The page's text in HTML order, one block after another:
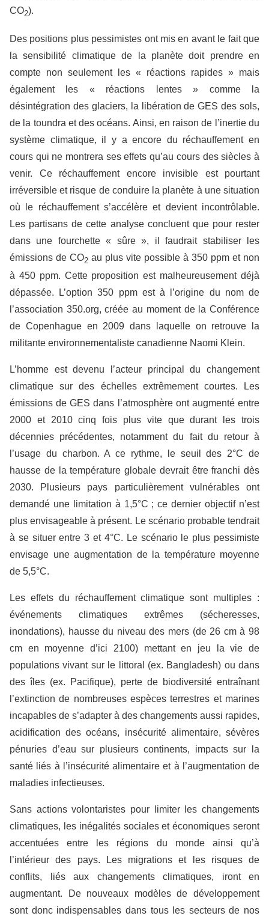
CO2).
Des positions plus pessimistes ont mis en avant le fait que
la sensibilité climatique de la planète doit prendre en
compte non seulement les « réactions rapides » mais
également les « réactions lentes » comme la
désintégration des glaciers, la libération de GES des sols,
de la toundra et des océans. Ainsi, en raison de l’inertie du
système climatique, il y a encore du réchauffement en
cours qui ne montrera ses effets qu’au cours des siècles à
venir. Ce réchauffement encore invisible est pourtant
irréversible et risque de conduire la planète à une situation
où le réchauffement s’accélère et devient incontrôlable.
Les partisans de cette analyse concluent que pour rester
dans une fourchette « sûre », il faudrait stabiliser les
émissions de CO2 au plus vite possible à 350 ppm et non
à 450 ppm. Cette proposition est malheureusement déjà
dépassée. L’option 350 ppm est à l’origine du nom de
l’association 350.org, créée au moment de la Conférence
de Copenhague en 2009 dans laquelle on retrouve la
militante environnementaliste canadienne Naomi Klein.
L’homme est devenu l’acteur principal du changement
climatique sur des échelles extrêmement courtes. Les
émissions de GES dans l’atmosphère ont augmenté entre
2000 et 2010 cinq fois plus vite que durant les trois
décennies précédentes, notamment du fait du retour à
l’usage du charbon. A ce rythme, le seuil des 2°C de
hausse de la température globale devrait être franchi dès
2030. Plusieurs pays particulièrement vulnérables ont
demandé une limitation à 1,5°C ; ce dernier objectif n’est
plus envisageable à présent. Le scénario probable tendrait
à se situer entre 3 et 4°C. Le scénario le plus pessimiste
envisage une augmentation de la température moyenne
de 5,5°C.
Les effets du réchauffement climatique sont multiples :
événements climatiques extrêmes (sécheresses,
inondations), hausse du niveau des mers (de 26 cm à 98
cm en moyenne d’ici 2100) mettant en jeu la vie de
populations vivant sur le littoral (ex. Bangladesh) ou dans
des îles (ex. Pacifique), perte de biodiversité entraînant
l’extinction de nombreuses espèces terrestres et marines
incapables de s’adapter à des changements aussi rapides,
acidification des océans, insécurité alimentaire, sévères
pénuries d’eau sur plusieurs continents, impacts sur la
santé liés à l’insécurité alimentaire et à l’augmentation de
maladies infectieuses.
Sans actions volontaristes pour limiter les changements
climatiques, les inégalités sociales et économiques seront
accentuées entre les régions du monde ainsi qu’à
l’intérieur des pays. Les migrations et les risques de
conflits, liés aux changements climatiques, iront en
augmentant. De nouveaux modèles de développement
sont donc indispensables dans tous les secteurs de nos